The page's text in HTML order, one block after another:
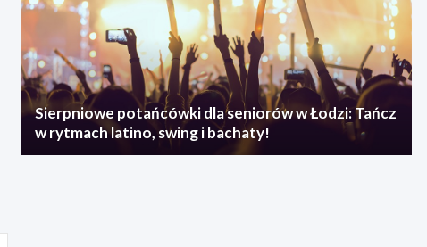
Sierpniowe potańcówki dla seniorów w Łodzi: Tańcz
w rytmach latino, swing i bachaty!